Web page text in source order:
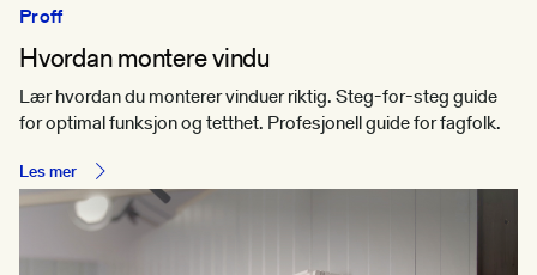
Proff
Hvordan montere vindu
Lær hvordan du monterer vinduer riktig. Steg-for-steg guide
for optimal funksjon og tetthet. Profesjonell guide for fagfolk.
Les mer